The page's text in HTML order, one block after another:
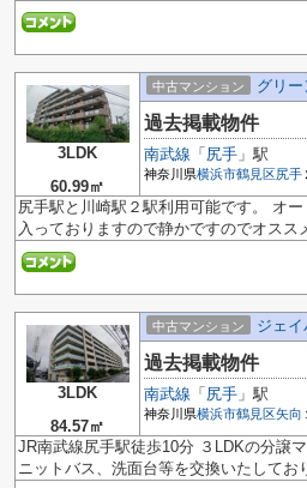
3LDK
60.99㎡
中古マンション グリ
過去掲載物件
南武線 「 尻手 」駅
神奈川県横浜市鶴見区 尻手
尻手駅と川崎駅２駅利用可能です。 オ
入っておりますので静かですのでオスス
3LDK
84.57㎡
中古マンション ジェ
過去掲載物件
南武線 「 尻手 」駅
神奈川県横浜市鶴見区矢向
JR南武線尻手駅徒歩10分 ３LDKの分譲
ニットバス、洗面台等を交換いたして